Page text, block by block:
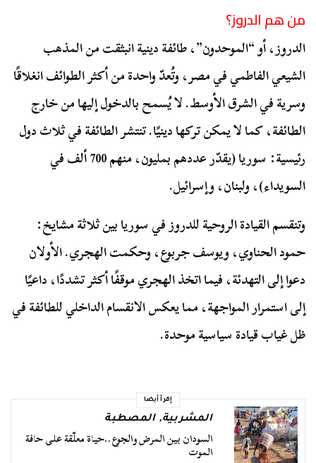
من هم الدروز؟
الدروز، أو “الموحدون”، طائفة دينية انبثقت من المذهب
الشيعي الفاطمي في مصر، وتُعدّ واحدة من أكثر الطوائف انغلاقًا
وسرية في الشرق الأوسط. لا يُسمح بالدخول إليها من خارج
الطائفة، كما لا يمكن تركها دينيًا. تنتشر الطائفة في ثلاث دول
رئيسية: سوريا (يقدّر عددهم بمليون، منهم 700 ألف في
السويداء)، ولبنان، وإسرائيل.
وتنقسم القيادة الروحية للدروز في سوريا بين ثلاثة مشايخ:
حمود الحناوي، ويوسف جربوع، وحكمت الهجري. الأولان
دعوا إلى التهدئة، فيما اتخذ الهجري موقفًا أكثر تشددًا، داعيًا
إلى استمرار المواجهة، مما يعكس الانقسام الداخلي للطائفة في
ظل غياب قيادة سياسية موحدة.
إقرأ أيضا
المشربية,المصطبة
السودان بين المرض والجوع..حياة معلّقة على حافة
الموت